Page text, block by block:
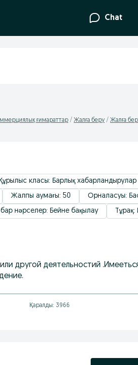
Chat
ғимараттар Жалға беру Жалға
класы: Барлық хабарландырулар
Жалпы аумағы: 50 Орналасуы:
нәрселер: Бейне бақылау
другой деятельностий
Қаралды: 3966